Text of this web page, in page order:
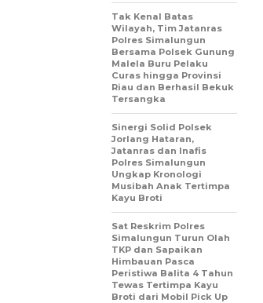
Tak Kenal Batas
Wilayah, Tim Jatanras
Polres Simalungun
Bersama Polsek Gunung
Malela Buru Pelaku
Curas hingga Provinsi
Riau dan Berhasil Bekuk
Tersangka
Sinergi Solid Polsek
Jorlang Hataran,
Jatanras dan Inafis
Polres Simalungun
Ungkap Kronologi
Musibah Anak Tertimpa
Kayu Broti
Sat Reskrim Polres
Simalungun Turun Olah
TKP dan Sapaikan
Himbauan Pasca
Peristiwa Balita 4 Tahun
Tewas Tertimpa Kayu
Broti dari Mobil Pick Up